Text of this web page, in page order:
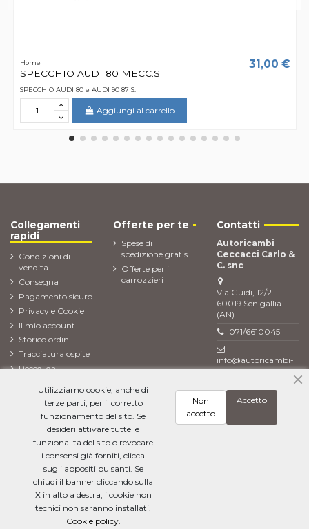
Home
SPECCHIO AUDI 80 MECC.S.
31,00 €
SPECCHIO AUDI 80 e AUDI 90 87 S.
Aggiungi al carrello
Collegamenti
rapidi
Condizioni di
vendita
Consegna
Pagamento sicuro
Privacy e Cookie
Il mio account
Storico ordini
Tracciatura ospite
Recedi dal
ordine)
Offerte per te
Spese di
spedizione gratis
Offerte per i
carrozzieri
Contatti
Autoricambi
Ceccacci Carlo &
C. snc
Via Guidi, 12/2 -
60019 Senigallia
(AN)
071/6610045
info@autoricambi-
ceccacci.it
Newsletter
Ho letto l'informativa sulla privacye accetto il trattamento dei miei dati
Utilizziamo cookie, anche di
terze parti, per il corretto
funzionamento del sito. Se
desideri attivare tutte le
funzionalità del sito o revocare
i consensi già forniti, clicca
sugli appositi pulsanti. Se
chiudi il banner cliccando sulla
X in alto a destra, i cookie non
tecnici non saranno installati.
Cookie policy.
Accetto
Non
accetto